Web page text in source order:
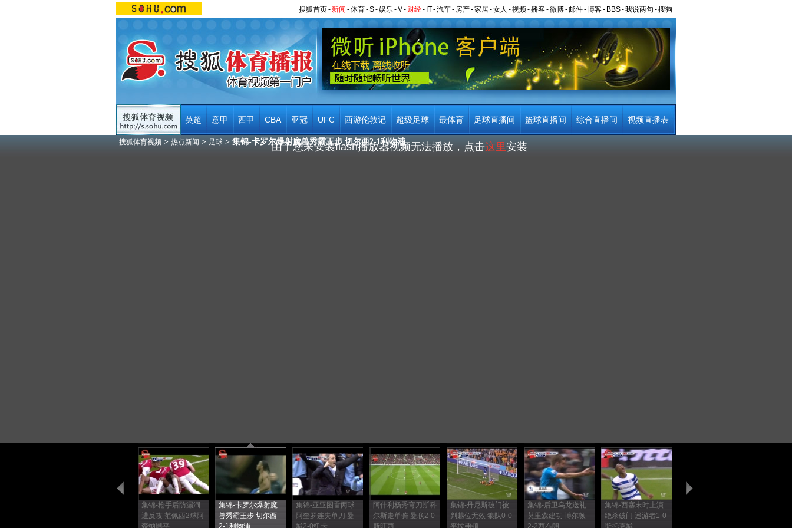
搜狐首页-新闻 -体育-S-娱乐-V- 财经- IT-汽车- 房产-家居-女人 -视频-播客-微博-邮件-博客- BBS-我说两句 -搜狗
英超 意甲 西甲 CBA 亚冠 UFC 西游伦敦记 超级足球 最体育 足球直播间 篮球直播间 综合直播间 视频直播表
搜狐体育视频 > 热点新闻 > 足球 > 集锦-卡罗尔爆射魔兽秀霸王步 切尔西2-1利物浦
由于您未安装flash播放器视频无法播放，点击这里安装
集锦-枪手后防漏洞
遭反攻 范佩西2球阿
森纳憾平
集锦-卡罗尔爆射魔
兽秀霸王步 切尔西
2-1利物浦
集锦-亚亚图雷两球
阿奎罗连失单刀 曼
城2-0纽卡
阿什利杨秀弯刀斯科
尔斯走单骑 曼联2-0
斯旺西
集锦-丹尼斯破门被
判越位无效 狼队0-0
平埃弗顿
集锦-后卫乌龙送礼
莫里森建功 博尔顿
2-2西布朗
集锦-西塞末时上演
绝杀破门 巡游者1-0
斯托克城